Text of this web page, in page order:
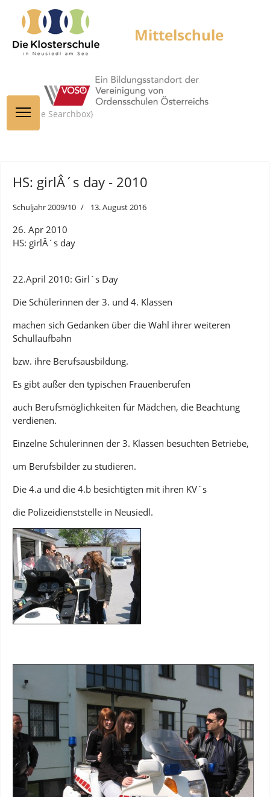
{module Searchbox}
HS: girlÂ´s day - 2010
Schuljahr 2009/10 13. August 2016
26. Apr 2010
HS: girlÂ´s day
22.April 2010: Girl´s Day
Die Schülerinnen der 3. und 4. Klassen
machen sich Gedanken über die Wahl ihrer weiteren
Schullaufbahn
bzw. ihre Berufsausbildung.
Es gibt außer den typischen Frauenberufen
auch Berufsmöglichkeiten für Mädchen, die Beachtung
verdienen.
Einzelne Schülerinnen der 3. Klassen besuchten Betriebe,
um Berufsbilder zu studieren.
Die 4.a und die 4.b besichtigten mit ihren KV´s
die Polizeidienststelle in Neusiedl.